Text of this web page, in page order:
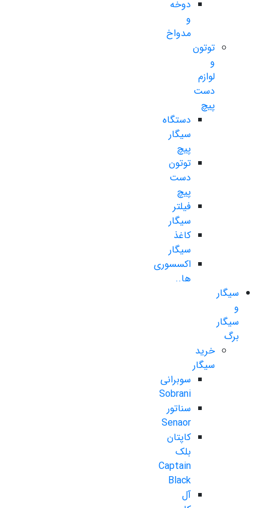
دوخه
و
مدواخ
توتون
و
لوازم
دست
پیچ
دستگاه
سیگار
پیچ
توتون
دست
پیچ
فیلتر
سیگار
کاغذ
سیگار
اکسسوری
ها..
سیگار
و
سیگار
برگ
خرید
سیگار
سوبرانی
Sobrani
سناتور
Senaor
کاپتان
بلک
Captain
Black
آل